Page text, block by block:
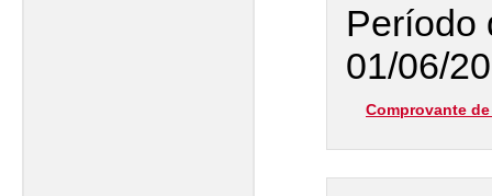
Período
01/06/
Comprovante